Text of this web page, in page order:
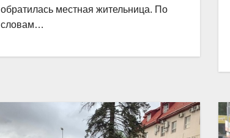
обратилась местная жительница. По
словам…